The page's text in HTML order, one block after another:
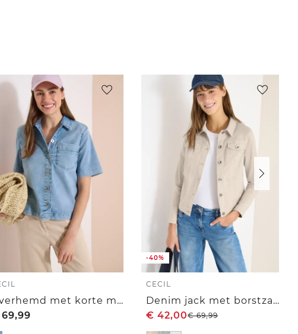
Overhemd met korte mouwen en knoopsluiting
69,99
-40%
CECIL
Denim jack met borstzakken en knopen
€ 42,00€69,99